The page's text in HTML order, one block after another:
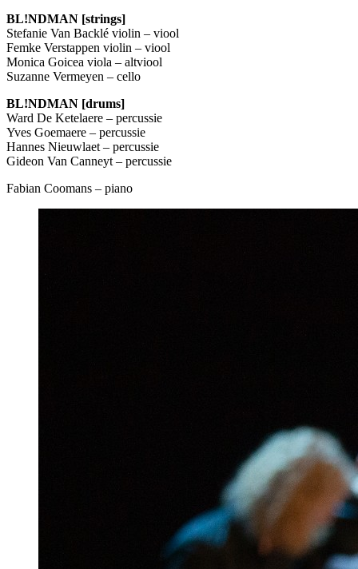
BL!NDMAN [strings]
Stefanie Van Backlé violin – viool
Femke Verstappen violin – viool
Monica Goicea viola – altviool
Suzanne Vermeyen – cello
BL!NDMAN [drums]
Ward De Ketelaere – percussie
Yves Goemaere – percussie
Hannes Nieuwlaet – percussie
Gideon Van Canneyt – percussie
Fabian Coomans – piano